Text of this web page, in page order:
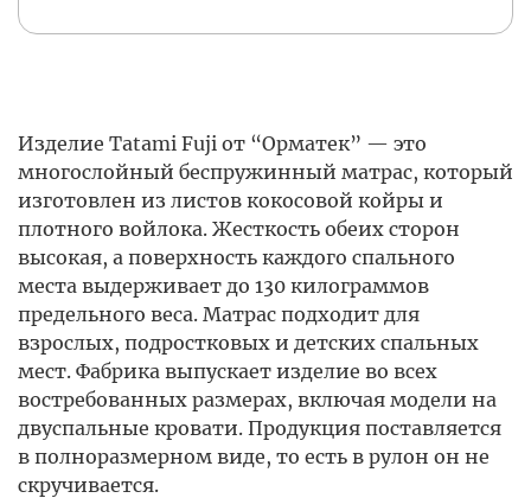
Изделие Tatami Fuji от “Орматек” — это
многослойный беспружинный матрас, который
изготовлен из листов кокосовой койры и
плотного войлока. Жесткость обеих сторон
высокая, а поверхность каждого спального
места выдерживает до 130 килограммов
предельного веса. Матрас подходит для
взрослых, подростковых и детских спальных
мест. Фабрика выпускает изделие во всех
востребованных размерах, включая модели на
двуспальные кровати. Продукция поставляется
в полноразмерном виде, то есть в рулон он не
скручивается.